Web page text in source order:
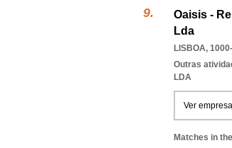
Oaisis -
Lda
LISBOA,
Outras
LDA
Ver empresa
Matches in